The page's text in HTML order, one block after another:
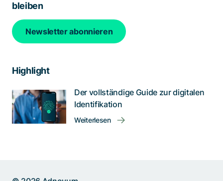
bleiben
Newsletter abonnieren
Highlight
Der vollständige Guide zur digitalen
Identifikation
Weiterlesen